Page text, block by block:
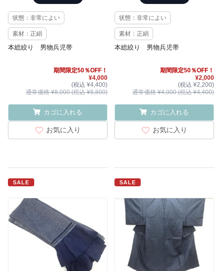
状態：非常によい
素材：正絹
本総絞り 男物兵児帯
期間限定50％OFF！
¥4,000
(税込 ¥4,400)
通常価格 ¥8,000 (税込 ¥8,800)
カゴに入れる
お気に入り
状態：非常によい
素材：正絹
本総絞り 男物兵児帯
期間限定50％OFF！
¥2,000
(税込 ¥2,200)
通常価格 ¥4,000 (税込 ¥4,400)
カゴに入れる
お気に入り
SALE SALE